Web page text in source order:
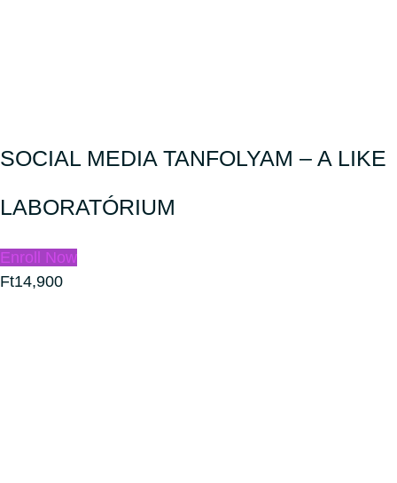
SOCIAL MEDIA TANFOLYAM – A LIKE
LABORATÓRIUM
Enroll Now
Ft14,900